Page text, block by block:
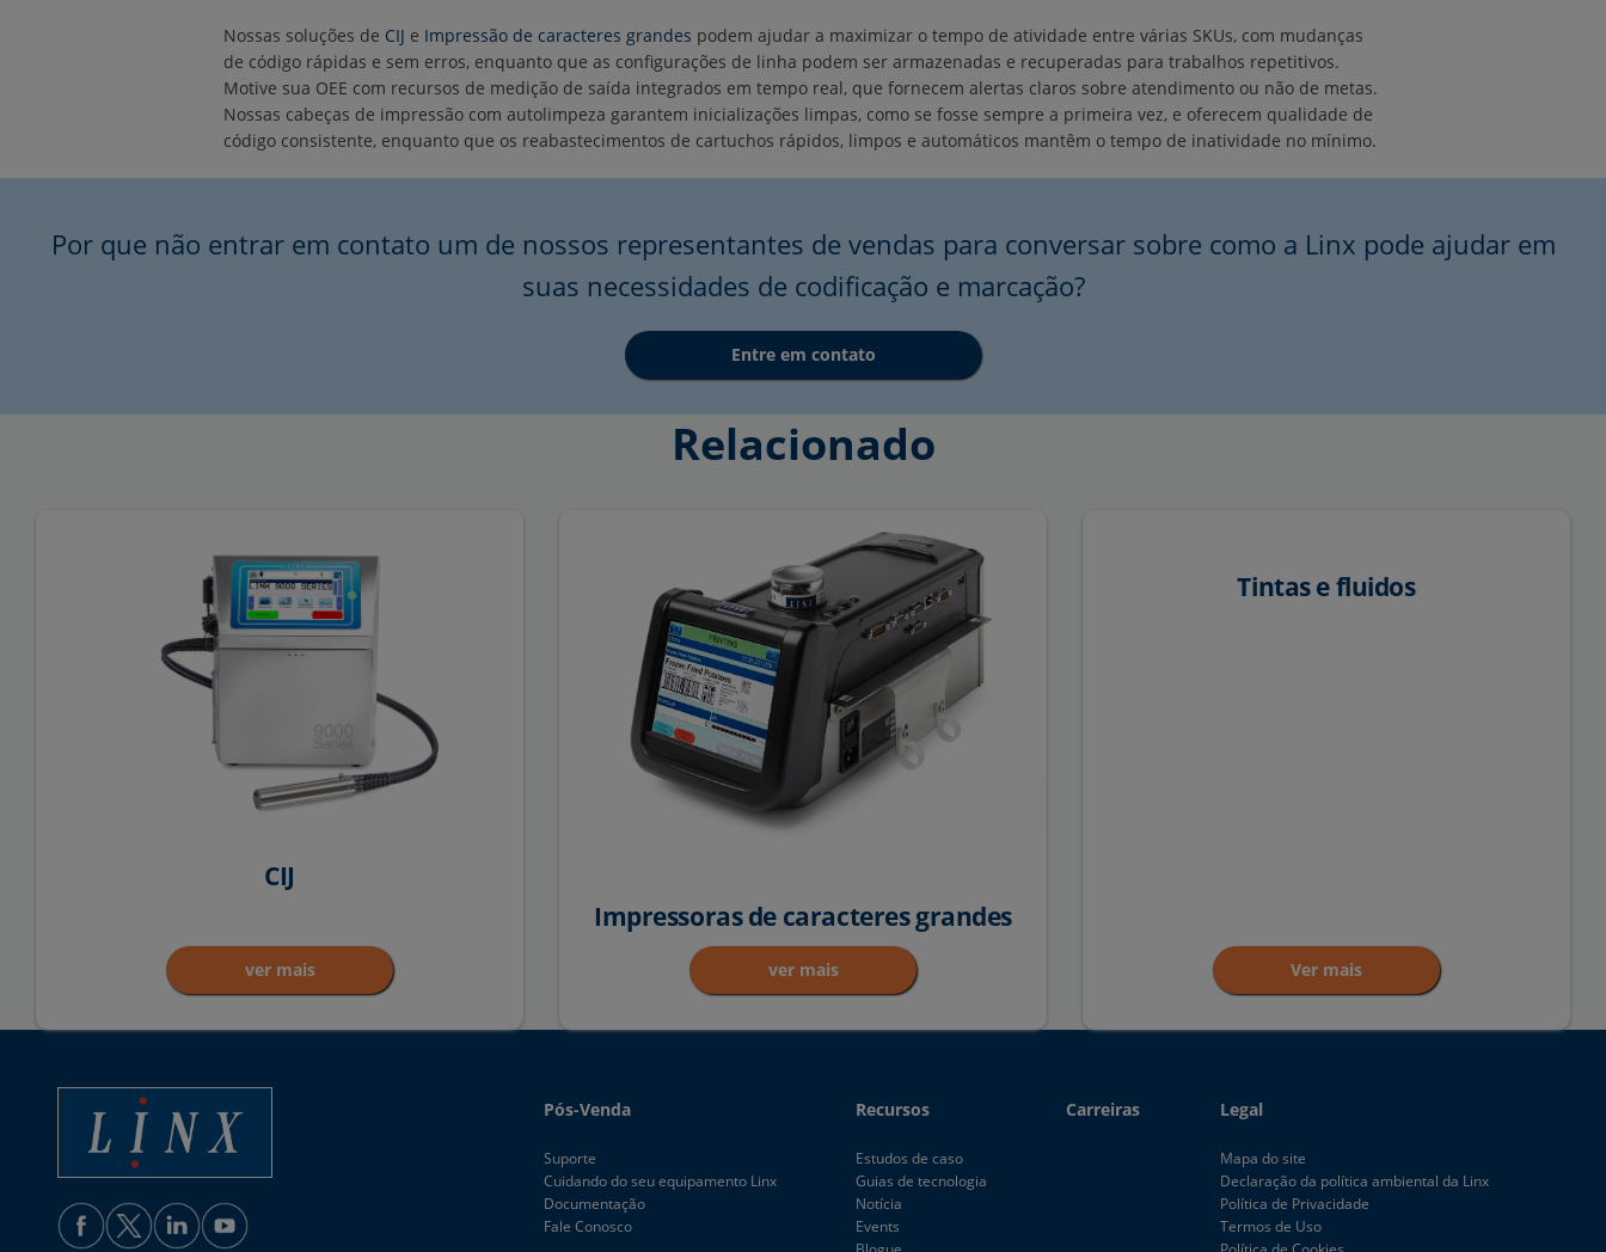
Nossas soluções de CIJ e Impressão de caracteres grandes podem ajudar a maximizar o tempo de atividade entre várias SKUs, com mudanças
de código rápidas e sem erros, enquanto que as configurações de linha podem ser armazenadas e recuperadas para trabalhos repetitivos.
Motive sua OEE com recursos de medição de saída integrados em tempo real, que fornecem alertas claros sobre atendimento ou não de metas.
Nossas cabeças de impressão com autolimpeza garantem inicializações limpas, como se fosse sempre a primeira vez, e oferecem qualidade de
código consistente, enquanto que os reabastecimentos de cartuchos rápidos, limpos e automáticos mantêm o tempo de inatividade no mínimo.
Por que não entrar em contato um de nossos representantes de vendas para conversar sobre como a Linx pode ajudar em
suas necessidades de codificação e marcação?
Entre em contato
Relacionado
CIJ
ver mais
Impressoras de caracteres grandes
ver mais
Tintas e fluidos
Ver mais
Linx Printing Technologies
Pós-Venda
Suporte
Cuidando do seu equipamento Linx
Documentação
Fale Conosco
Recursos
Estudos de caso
Guias de tecnologia
Notícia
Events
Carreiras Legal
Mapa do site
Declaração da política ambiental da Linx
Política de Privacidade
Termos de Uso